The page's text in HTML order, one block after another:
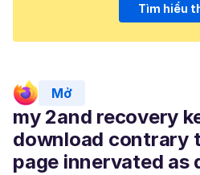
Tìm hiểu
Mở
my 2and recovery
download contrary
page innervated as